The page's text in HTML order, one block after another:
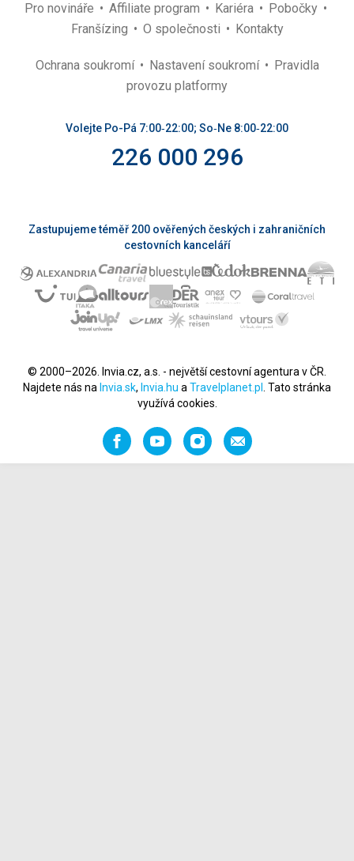
Pro novináře Affiliate program Kariéra
Pobočky
Franšízing
O společnosti Kontakty
Ochrana soukromí Nastavení soukromí
Pravidla
provozu platformy
Volejte Po-Pá 7:00‑22:00; So‑Ne 8:00‑22:00
226 000 296
Zastupujeme téměř 200 ověřených českých i zahraničních
cestovních kanceláří
© 2000–2026. Invia.cz, a.s. - největší cestovní agentura v ČR.
Najdete nás na Invia.sk, Invia.hu a Travelplanet.pl
. Tato stránka
využívá cookies.
FacebookYouTubeInstagramNapište
nám